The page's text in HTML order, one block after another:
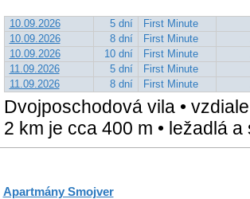
10.09.2026 5 dní
First Minute
10.09.2026
8 dní First Minute
10.09.2026
10 dní First Minute
11.09.2026
5 dní
First Minute
11.09.2026
8 dní First Minute
Dvojposchodová vila •
2 km je cca 400 m • ležadlá
Apartmány Smojver